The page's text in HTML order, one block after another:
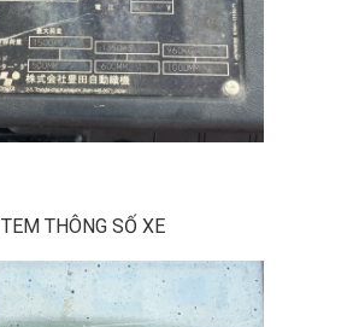
TEM THÔNG SỐ XE